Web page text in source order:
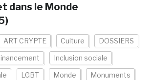
dans le Monde
ART CRYPTE Culture DOSSIERS
Inclusion sociale
LGBT Monde Monuments